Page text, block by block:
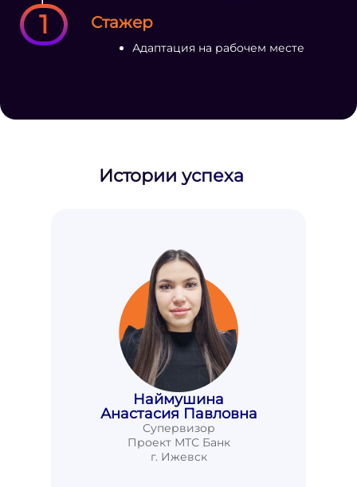
1 Стажер
Адаптация на рабочем месте
Истории успеха
Наймушина
Анастасия Павловна
Супервизор
Проект МТС Банк
г. Ижевск